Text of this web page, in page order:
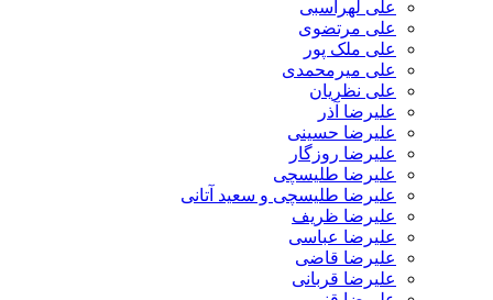
علی لهراسبی
علی مرتضوی
علی ملک پور
علی میرمحمدی
علی نظریان
علیرضا آذر
علیرضا حسینی
علیرضا روزگار
علیرضا طلیسچی
علیرضا طلیسچی و سعید آتانی
علیرضا ظریف
علیرضا عباسی
علیرضا قاضی
علیرضا قربانی